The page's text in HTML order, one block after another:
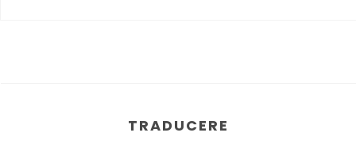
TRADUCERE